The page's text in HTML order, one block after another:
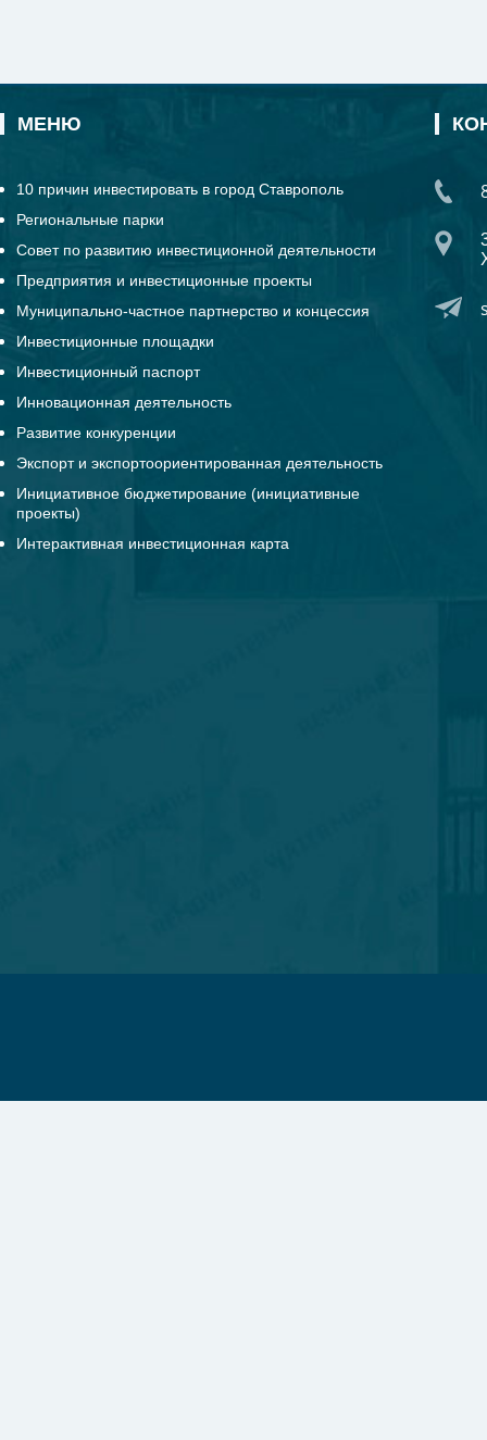
МЕНЮ
10 причин инвестировать в город Ставрополь
Региональные парки
Совет по развитию инвестиционной деятельности
Предприятия и инвестиционные проекты
Муниципально-частное партнерство и концессия
Инвестиционные площадки
Инвестиционный паспорт
Инновационная деятельность
Развитие конкуренции
Экспорт и экспортоориентированная деятельность
Инициативное бюджетирование (инициативные
проекты)
Интерактивная инвестиционная карта